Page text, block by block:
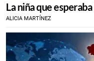
La niña que
ALICIA MARTÍNEZ